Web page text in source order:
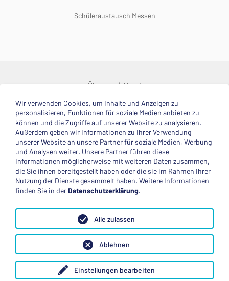
Schüleraustausch Messen
Über uns About
© 2025 Deutsche Stiftung Völkerverständigung
Impressum Datenschutzerklärung Kontakt
Mitglied im
Anerkannte Einsatzstelle
Folge uns
Wir verwenden Cookies, um Inhalte und Anzeigen zu
personalisieren, Funktionen für soziale Medien anbieten zu
können und die Zugriffe auf unserer Website zu analysieren.
Außerdem geben wir Informationen zu Ihrer Verwendung
unserer Website an unsere Partner für soziale Medien, Werbung
und Analysen weiter. Unsere Partner führen diese
Informationen möglicherweise mit weiteren Daten zusammen,
die Sie ihnen bereitgestellt haben oder die sie im Rahmen Ihrer
Nutzung der Dienste gesammelt haben. Weitere Informationen
finden Sie in derDatenschutzerklärung.
Einstellungen bearbeiten
Ablehnen
Alle zulassen